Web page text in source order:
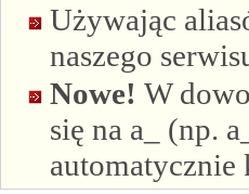
Używając
naszego
Nowe! W
się na a_ (np.